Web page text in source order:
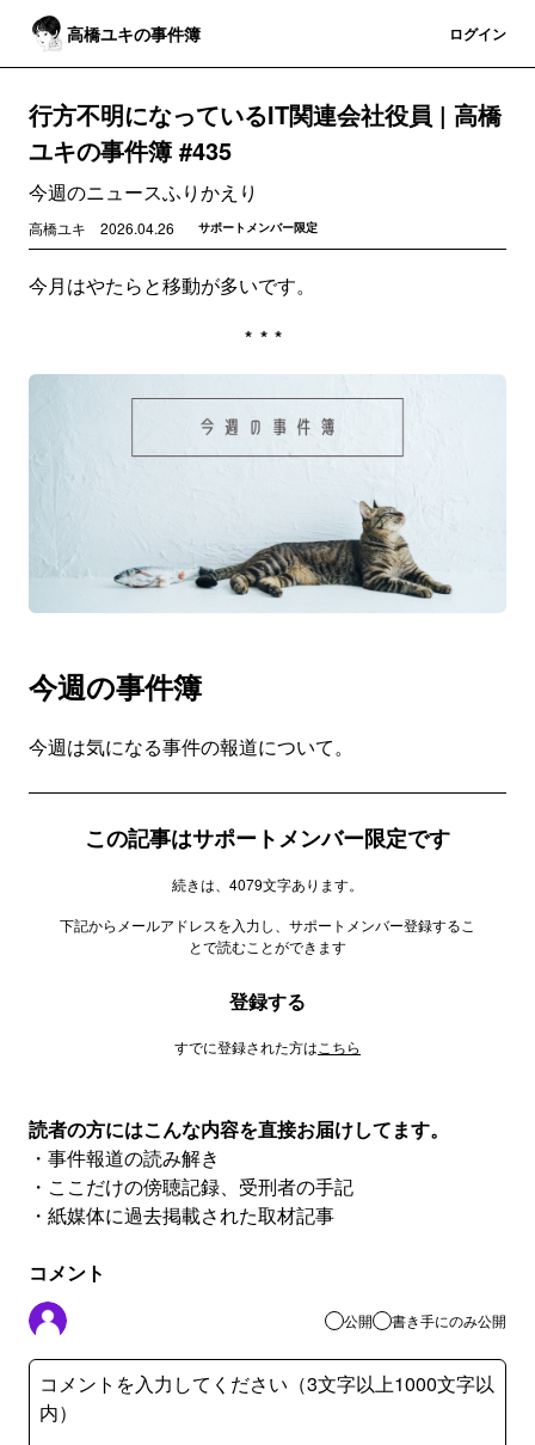
高橋ユキの事件簿 ログイン
行方不明になっているIT関連会社役員 | 高橋
ユキの事件簿 #435
今週のニュースふりかえり
高橋ユキ 2026.04.26 サポートメンバー限定
今月はやたらと移動が多いです。
***
今週の事件簿
今週は気になる事件の報道について。
この記事はサポートメンバー限定です
続きは、4079文字あります。
下記からメールアドレスを入力し、サポートメンバー登録するこ
とで読むことができます
登録する
すでに登録された方は こちら
読者の方にはこんな内容を直接お届けしてます。
・事件報道の読み解き
・ここだけの傍聴記録、受刑者の手記
・紙媒体に過去掲載された取材記事
コメント
公開 書き手にのみ公開